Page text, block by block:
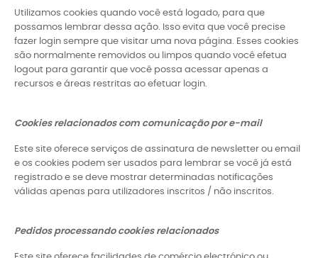
Utilizamos cookies quando você está logado, para que
possamos lembrar dessa ação. Isso evita que você precise
fazer login sempre que visitar uma nova página. Esses cookies
são normalmente removidos ou limpos quando você efetua
logout para garantir que você possa acessar apenas a
recursos e áreas restritas ao efetuar login.
Cookies relacionados com comunicação por e-mail
Este site oferece serviços de assinatura de newsletter ou email
e os cookies podem ser usados ​​para lembrar se você já está
registrado e se deve mostrar determinadas notificações
válidas apenas para utilizadores inscritos / não inscritos.
Pedidos processando cookies relacionados